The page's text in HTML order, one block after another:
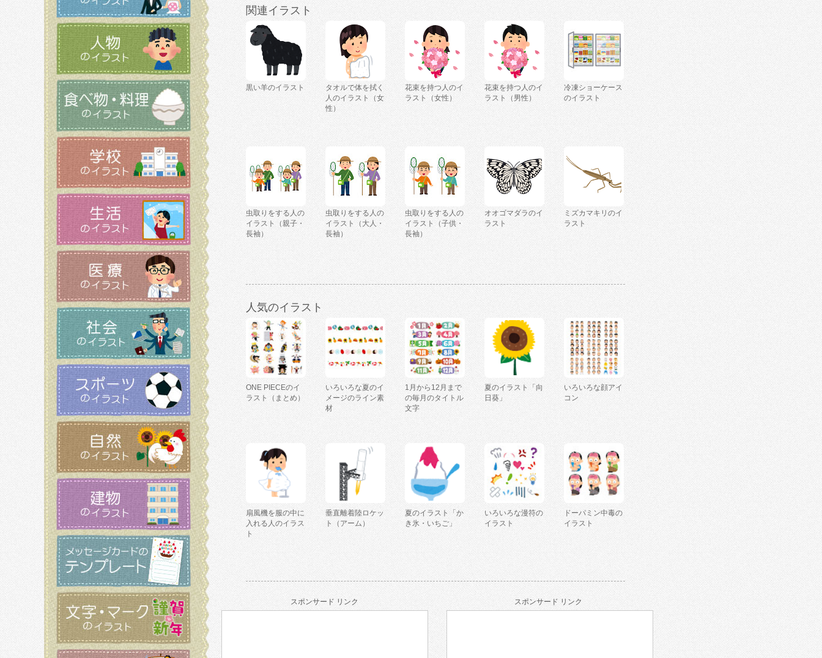
関連イラスト
黒い羊のイラスト
タオルで体を拭く
人のイラスト（女
性）
花束を持つ人のイ
ラスト（女性）
花束を持つ人のイ
ラスト（男性）
冷凍ショーケース
のイラスト
虫取りをする人の
イラスト（親子・
長袖）
虫取りをする人の
イラスト（大人・
長袖）
虫取りをする人の
イラスト（子供・
長袖）
オオゴマダラのイ
ラスト
ミズカマキリのイ
ラスト
人気のイラスト
ONE PIECEのイ
ラスト（まとめ）
いろいろな夏のイ
メージのライン素
材
1月から12月まで
の毎月のタイトル
文字
夏のイラスト「向
日葵」
いろいろな顔アイ
コン
扇風機を服の中に
入れる人のイラス
ト
垂直離着陸ロケッ
ト（アーム）
夏のイラスト「か
き氷・いちご」
いろいろな漫符の
イラスト
ドーパミン中毒の
イラスト
スポンサード リンク スポンサード リンク